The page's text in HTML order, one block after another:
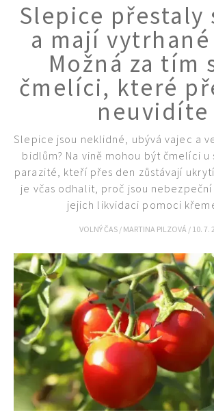
74 Kč
Objednat >
Slepice přestaly
a mají
Možná za tím
čmelíci, které
neuvidíte
Slepice jsou neklidné, ubývá vajec a
bidlům? Na vině mohou být čmelíci
parazité, kteří přes den zůstávají
je včas odhalit, proč jsou nebezpeční
jejich likvidaci pomoci
VOLNÝ ČAS / MARTINA PILZOVÁ / 10. 7.